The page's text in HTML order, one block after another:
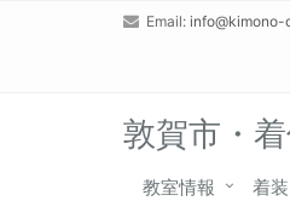
Email:
敦賀市・
教室情報 着装